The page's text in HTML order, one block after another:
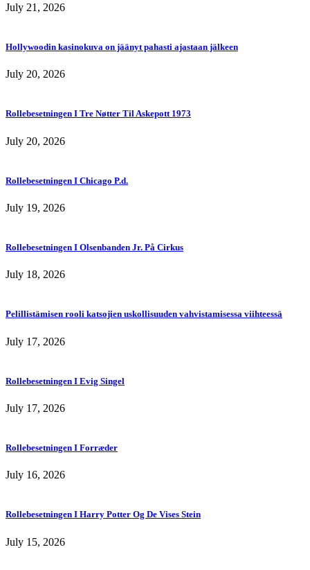
July 21, 2026
Hollywoodin kasinokuva on jäänyt pahasti ajastaan jälkeen
July 20, 2026
Rollebesetningen I Tre Nøtter Til Askepott 1973
July 20, 2026
Rollebesetningen I Chicago P.d.
July 19, 2026
Rollebesetningen I Olsenbanden Jr. På Cirkus
July 18, 2026
Pelillistämisen rooli katsojien uskollisuuden vahvistamisessa viihteessä
July 17, 2026
Rollebesetningen I Evig Singel
July 17, 2026
Rollebesetningen I Forræder
July 16, 2026
Rollebesetningen I Harry Potter Og De Vises Stein
July 15, 2026